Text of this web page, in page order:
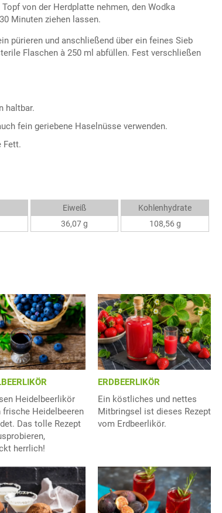
von der Herdplatte nehmen, den Wodka
Minuten ziehen lassen.
pürieren und anschließend über ein feines Sieb
Flaschen à 250 ml abfüllen. Fest verschließen
haltbar.
fein geriebene Haselnüsse verwenden.
Fett.
Eiweiß
36,07 g
Kohlenhydrate
108,56 g
Heidelbeerlikör
frische Heidelbeeren
Das tolle Rezept
herrlich!
ERDBEERLIKÖR
Ein köstliches und nettes
Mitbringsel ist dieses Rezept
vom Erdbeerlikör.